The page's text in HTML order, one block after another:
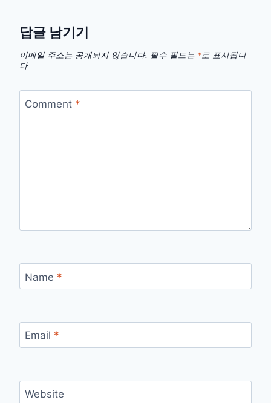
답글 남기기
이메일 주소는 공개되지 않습니다. 필수 필드는 *로 표시됩니
다
Comment *
Name *
Email *
Website